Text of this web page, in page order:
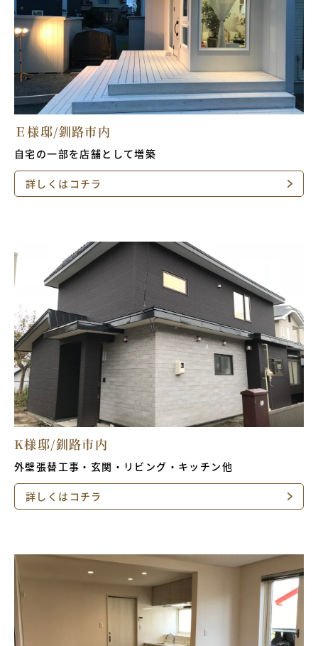
Ｅ様邸/釧路市内
自宅の一部を店舗として増築
詳しくはコチラ
K様邸/釧路市内
外壁張替工事・玄関・リビング・キッチン他
詳しくはコチラ